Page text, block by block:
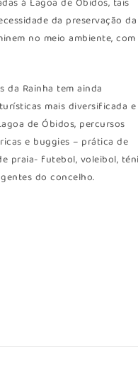
à Lagoa de Óbidos, tais
da preservação da
no meio ambiente,
da Rainha tem ainda
mais diversificada e
de Óbidos, percursos
e buggies – prática de
praia- futebol, voleibol,
do concelho.